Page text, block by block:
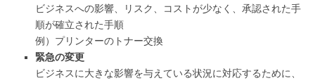
ビジネスへの影響、リスク、コストが少なく、承認された手
順が確立された手順
例）プリンターのトナー交換
緊急の変更
ビジネスに大きな影響を与えている状況に対応するために、